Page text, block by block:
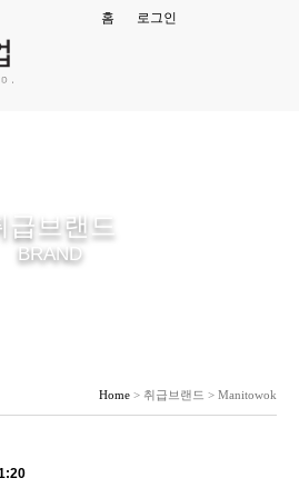
로그인
홈
급브랜드
BRAND
Home > 취급브랜드 > Manitowok